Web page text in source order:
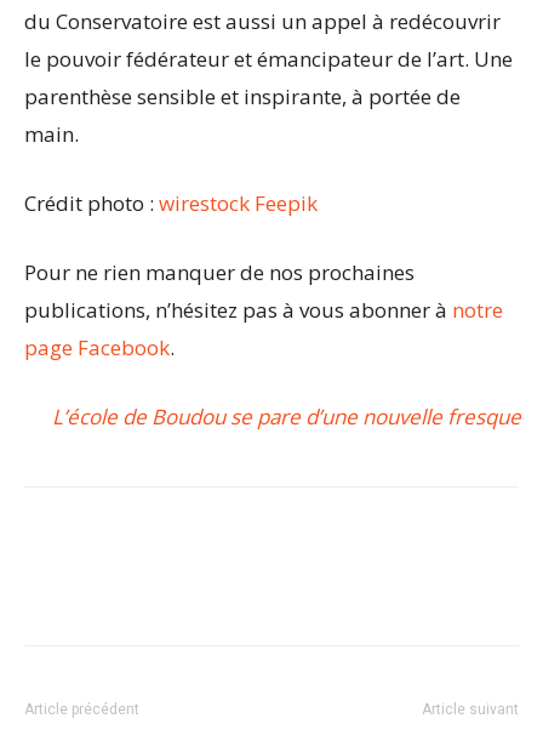
du Conservatoire est aussi un appel à redécouvrir
le pouvoir fédérateur et émancipateur de l’art. Une
parenthèse sensible et inspirante, à portée de
main.
Crédit photo : wirestock Feepik
Pour ne rien manquer de nos prochaines
publications, n’hésitez pas à vous abonner à notre
page Facebook.
L’école de Boudou se pare d’une nouvelle fresque
Article précédent Article suivant